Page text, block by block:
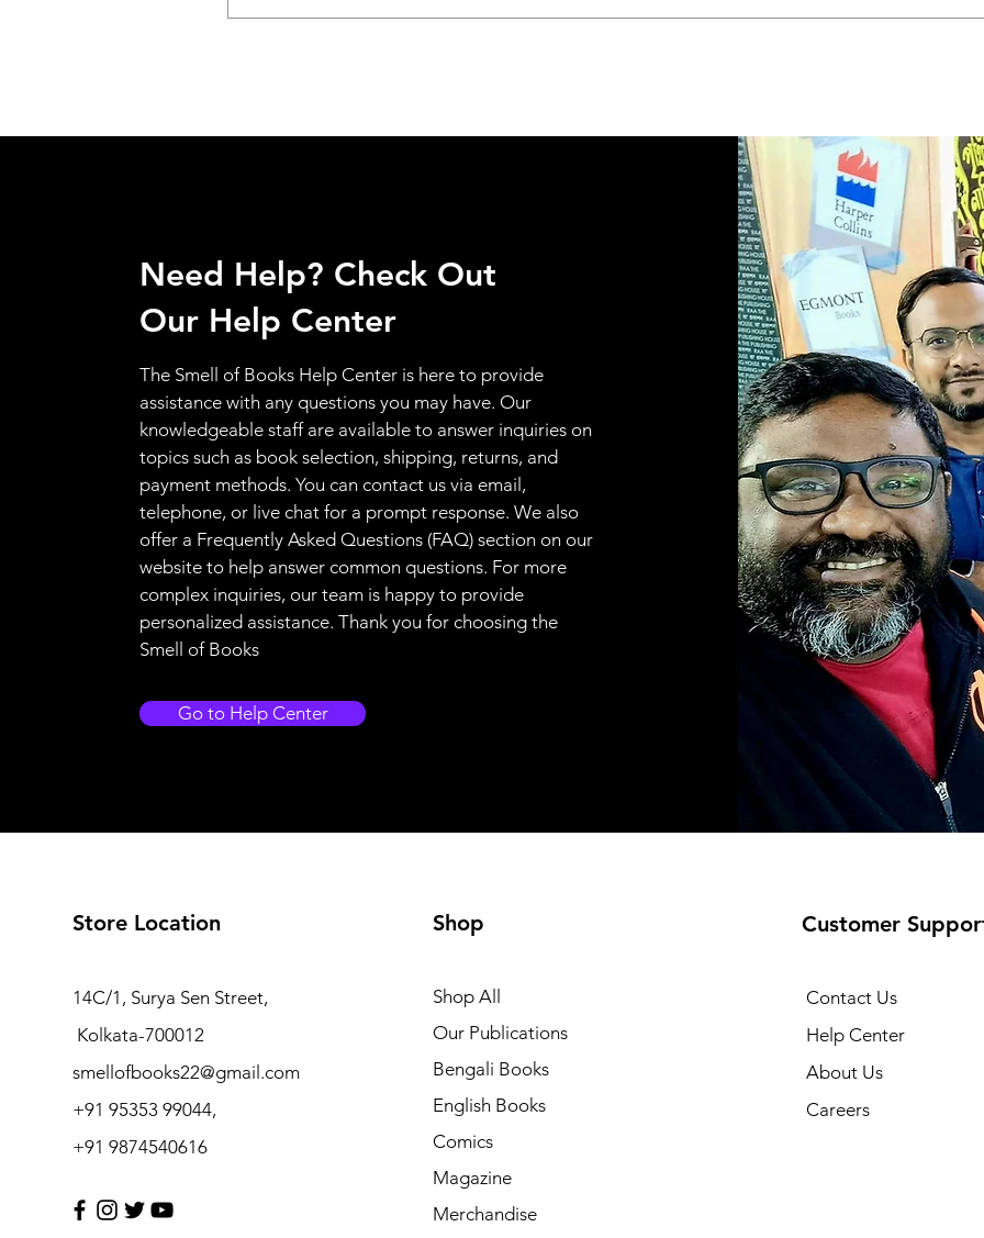
Need Help? Check Out
Our Help Center
The Smell of Books Help Center is here to provide
assistance with any questions you may have. Our
knowledgeable staff are available to answer inquiries on
topics such as book selection, shipping, returns, and
payment methods. You can contact us via email,
telephone, or live chat for a prompt response. We also
offer a Frequently Asked Questions (FAQ) section on our
website to help answer common questions. For more
complex inquiries, our team is happy to provide
personalized assistance. Thank you for choosing the
Smell of Books
Go to Help Center
Store Location
14C/1, Surya Sen Street,
Kolkata-700012
smellofbooks22@gmail.com
+91 95353 99044,
+91 9874540616
Shop
Shop All
Our Publications
Bengali Books
English Books
Comics
Magazine
Merchandise
Customer
Contact Us
Help Center
About Us
Careers